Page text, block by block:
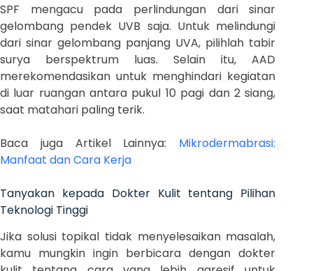
SPF mengacu pada perlindungan dari sinar
gelombang pendek UVB saja. Untuk melindungi
dari sinar gelombang panjang UVA, pilihlah tabir
surya berspektrum luas. Selain itu, AAD
merekomendasikan untuk menghindari kegiatan
di luar ruangan antara pukul 10 pagi dan 2 siang,
saat matahari paling terik.
Baca juga Artikel Lainnya: Mikrodermabrasi:
Manfaat dan Cara Kerja
Tanyakan kepada Dokter Kulit tentang Pilihan
Teknologi Tinggi
Jika solusi topikal tidak menyelesaikan masalah,
kamu mungkin ingin berbicara dengan dokter